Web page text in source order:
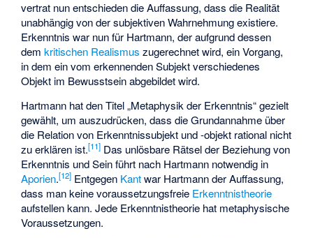
vertrat nun entschieden die Auffassung, dass die Realität
unabhängig von der subjektiven Wahrnehmung existiere.
Erkenntnis war nun für Hartmann, der aufgrund dessen
demkritischen Realismus zugerechnet wird, ein Vorgang,
in dem ein vom erkennenden Subjekt verschiedenes
Objekt im Bewusstsein abgebildet wird.
Hartmann hat den Titel „Metaphysik der Erkenntnis“ gezielt
gewählt, um auszudrücken, dass die Grundannahme über
die Relation von Erkenntnissubjekt und -objekt rational nicht
zu erklären ist.[11] Das unlösbare Rätsel der Beziehung von
Erkenntnis und Sein führt nach Hartmann notwendig in
Aporien.[12] Entgegen Kantwar Hartmann der Auffassung,
dass man keine voraussetzungsfreie Erkenntnistheorie
aufstellen kann. Jede Erkenntnistheorie hat metaphysische
Voraussetzungen.